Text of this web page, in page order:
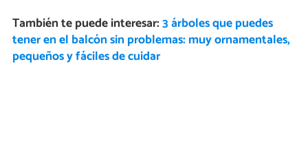
También te puede interesar:3 árboles que puedes
tener en el balcón sin problemas: muy ornamentales,
pequeños y fáciles de cuidar